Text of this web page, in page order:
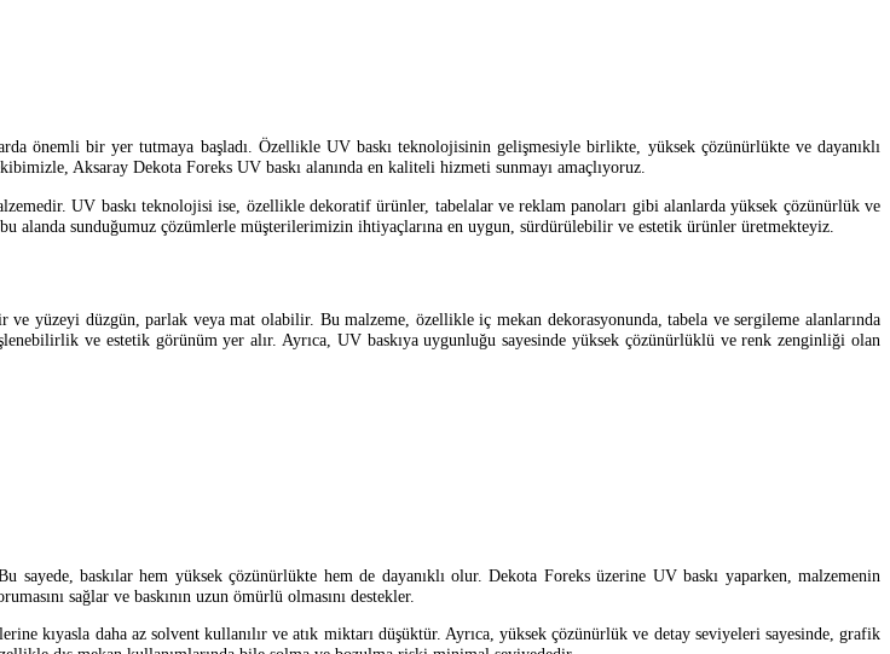
önemli bir yer tutmaya başladı. Özellikle UV baskı teknolojisinin gelişmesiyle birlikte, yüksek çözünürlükte ve dayanıklı
Aksaray Dekota Foreks UV baskı alanında en kaliteli hizmeti sunmayı amaçlıyoruz.
UV baskı teknolojisi ise, özellikle dekoratif ürünler, tabelalar ve reklam panoları gibi alanlarda yüksek çözünürlük ve
sunduğumuz çözümlerle müşterilerimizin ihtiyaçlarına en uygun, sürdürülebilir ve estetik ürünler üretmekteyiz.
yüzeyi düzgün, parlak veya mat olabilir. Bu malzeme, özellikle iç mekan dekorasyonunda, tabela ve sergileme alanlarında
ve estetik görünüm yer alır. Ayrıca, UV baskıya uygunluğu sayesinde yüksek çözünürlüklü ve renk zenginliği olan
baskılar hem yüksek çözünürlükte hem de dayanıklı olur. Dekota Foreks üzerine UV baskı yaparken, malzemenin
sağlar ve baskının uzun ömürlü olmasını destekler.
kıyasla daha az solvent kullanılır ve atık miktarı düşüktür. Ayrıca, yüksek çözünürlük ve detay seviyeleri sayesinde, grafik